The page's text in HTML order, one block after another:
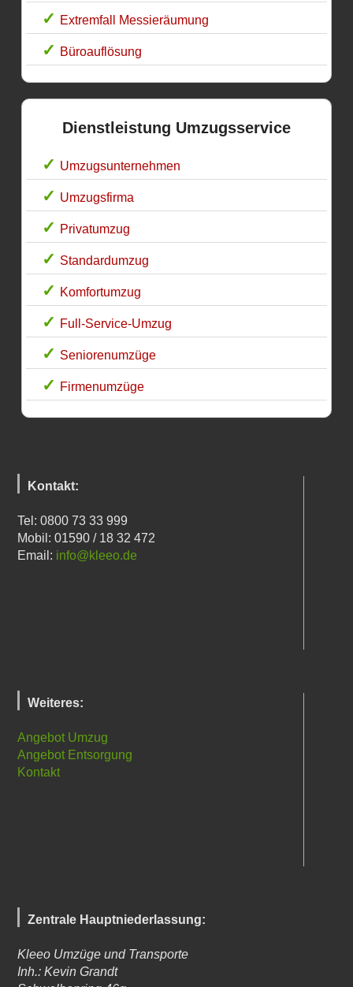
Extremfall Messieräumung
Büroauflösung
Dienstleistung Umzugsservice
Umzugsunternehmen
Umzugsfirma
Privatumzug
Standardumzug
Komfortumzug
Full-Service-Umzug
Seniorenumzüge
Firmenumzüge
Kontakt:
Tel: 0800 73 33 999
Mobil: 01590 / 18 32 472
Email: info@kleeo.de
Weiteres:
Angebot Umzug
Angebot Entsorgung
Kontakt
Zentrale Hauptniederlassung:
Kleeo Umzüge und Transporte
Inh.: Kevin Grandt